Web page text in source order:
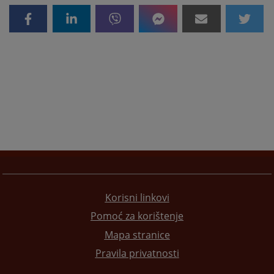
Korisni linkovi
Pomoć za korištenje
Mapa stranice
Pravila privatnosti